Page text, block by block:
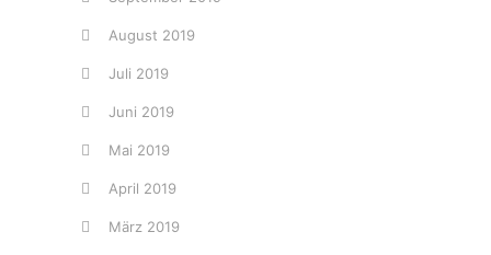
August 2019
Juli 2019
Juni 2019
Mai 2019
April 2019
März 2019